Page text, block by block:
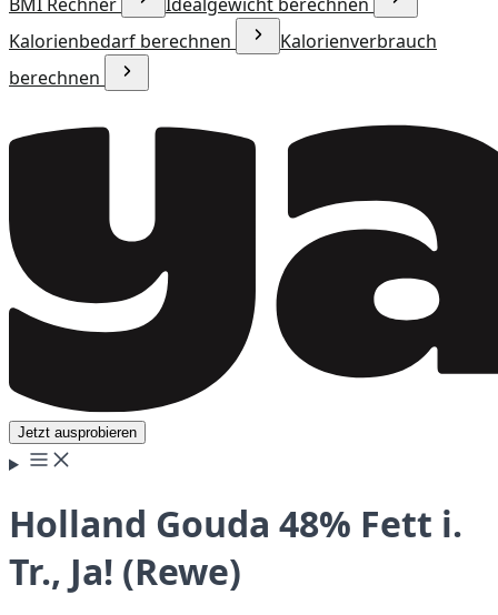
Kalorienbedarf berechnen
Kalorienverbrauch
berechnen
Jetzt ausprobieren
Holland Gouda 48% Fett i.
Tr., Ja! (Rewe)